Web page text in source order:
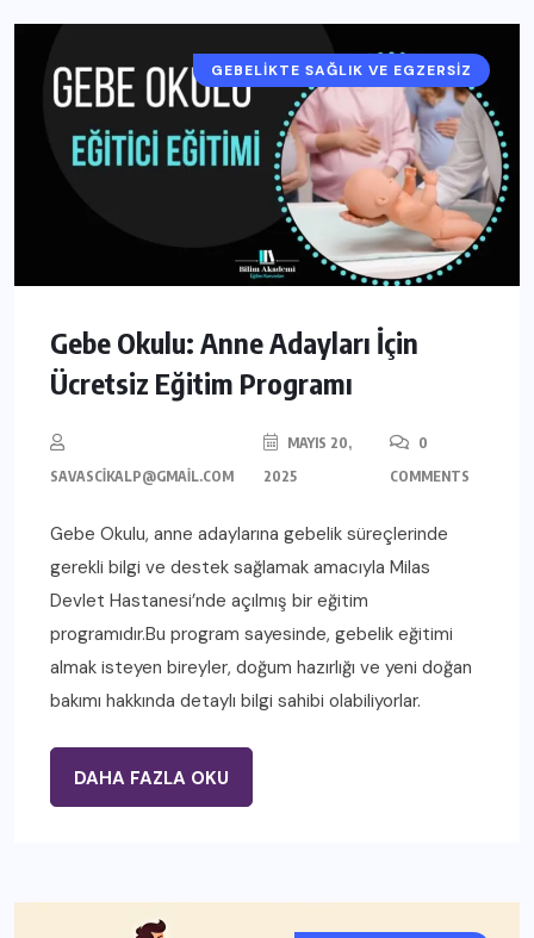
GEBELIKTE SAĞLIK VE EGZERSIZ
Gebe Okulu: Anne Adayları İçin
Ücretsiz Eğitim Programı
SAVASCIKALP@GMAIL.COM
MAYIS 20,
2025
0
COMMENTS
Gebe Okulu, anne adaylarına gebelik süreçlerinde
gerekli bilgi ve destek sağlamak amacıyla Milas
Devlet Hastanesi’nde açılmış bir eğitim
programıdır.Bu program sayesinde, gebelik eğitimi
almak isteyen bireyler, doğum hazırlığı ve yeni doğan
bakımı hakkında detaylı bilgi sahibi olabiliyorlar.
DAHA FAZLA OKU